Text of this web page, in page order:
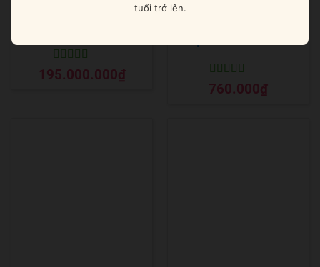
Được xếp
hạng5 5 sao
195.000.000₫
Được xếp
hạng55 sao
760.000₫
tuổi trở lên.